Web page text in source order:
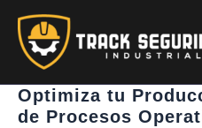
contenido
Optimiza tu
de Procesos